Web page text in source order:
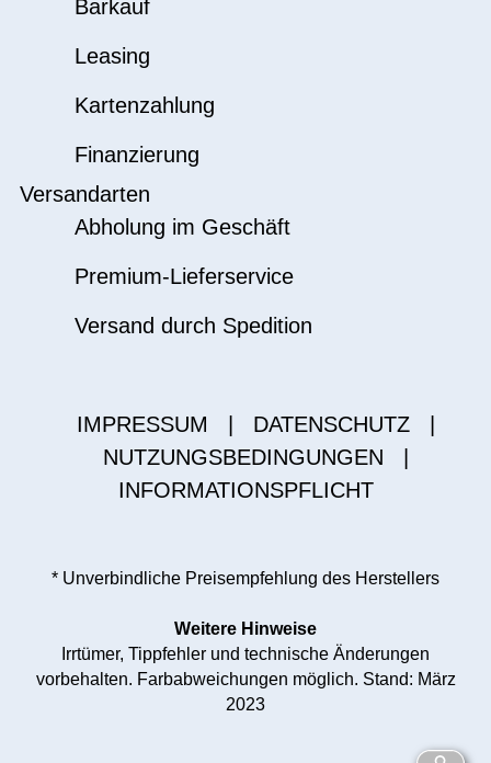
Barkauf
Leasing
Kartenzahlung
Finanzierung
Versandarten
Abholung im Geschäft
Premium-Lieferservice
Versand durch Spedition
IMPRESSUM DATENSCHUTZ
NUTZUNGSBEDINGUNGEN
INFORMATIONSPFLICHT
* Unverbindliche Preisempfehlung des Herstellers
Weitere Hinweise
Irrtümer, Tippfehler und technische Änderungen
vorbehalten. Farbabweichungen möglich. Stand: März
2023